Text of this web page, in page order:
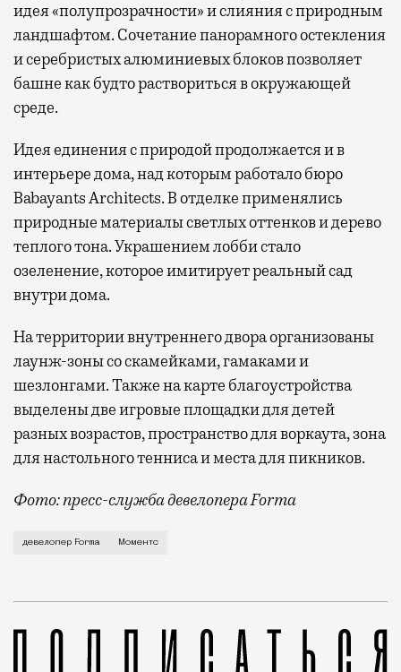
идея «полупрозрачности» и слияния с природным
ландшафтом. Сочетание панорамного остекления
и серебристых алюминиевых блоков позволяет
башне как будто раствориться в окружающей
среде.
Идея единения с природой продолжается и в
интерьере дома, над которым работало бюро
Babayants Architects. В отделке применялись
природные материалы светлых оттенков и дерево
теплого тона. Украшением лобби стало
озеленение, которое имитирует реальный сад
внутри дома.
На территории внутреннего двора организованы
лаунж-зоны со скамейками, гамаками и
шезлонгами. Также на карте благоустройства
выделены две игровые площадки для детей
разных возрастов, пространство для воркаута, зона
для настольного тенниса и места для пикников.
Фото: пресс-служба девелопера Forma
Девелоперская компания Forma завершила
девелопер Forma Моментс